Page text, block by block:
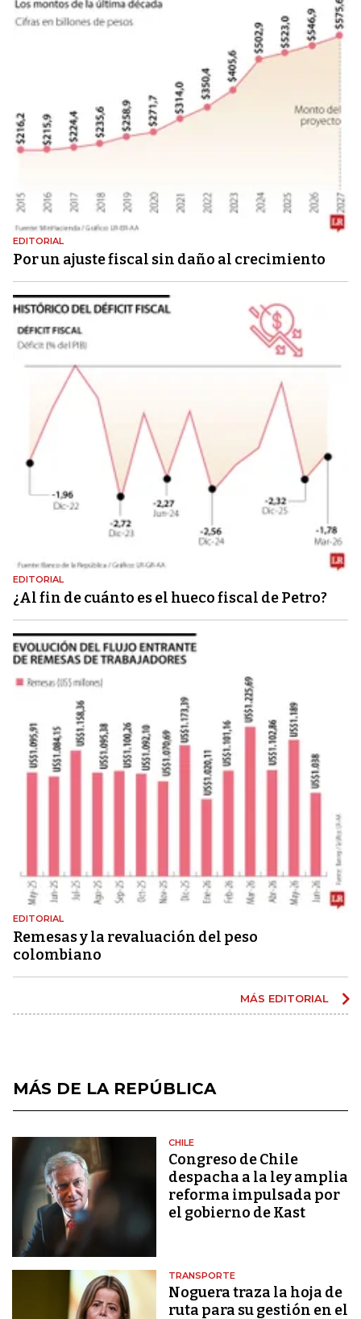
EDITORIAL
Por un ajuste fiscal sin daño al crecimiento
EDITORIAL
¿Al fin de cuánto es el hueco fiscal de Petro?
EDITORIAL
Remesas y la revaluación del peso
colombiano
MÁS EDITORIAL
MÁS DE LA REPÚBLICA
CHILE
Congreso de Chile
despacha a la ley amplia
reforma impulsada por
el gobierno de Kast
TRANSPORTE
Noguera traza la hoja de
ruta para su gestión en el